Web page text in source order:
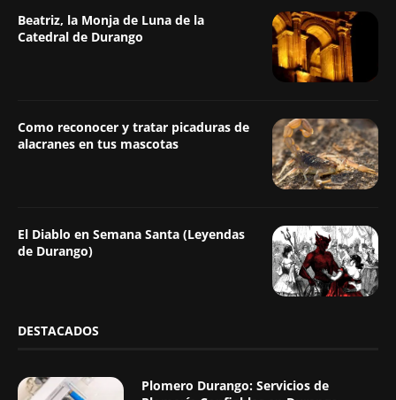
Beatriz, la Monja de Luna de la
Catedral de Durango
Como reconocer y tratar picaduras de
alacranes en tus mascotas
El Diablo en Semana Santa (Leyendas
de Durango)
DESTACADOS
Plomero Durango: Servicios de